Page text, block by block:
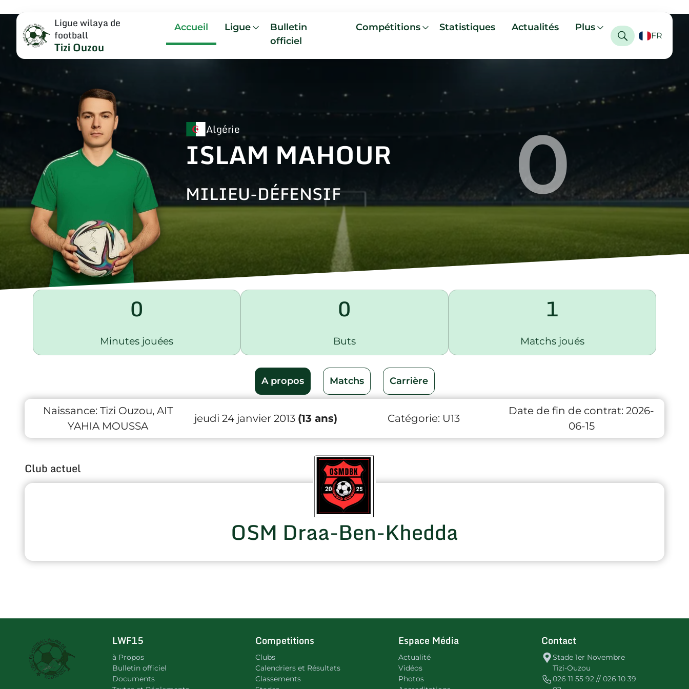
Ligue wilaya de
football
Tizi Ouzou
Accueil Ligue
Bulletin
officiel
Compétitions Statistiques Actualités Plus
FR
Algérie
ISLAM MAHOUR
MILIEU-DÉFENSIF 0
0
Minutes jouées
0
Buts
1
Matchs joués
A propos Matchs Carrière
Naissance: Tizi Ouzou, AIT
YAHIA MOUSSA
jeudi 24 janvier 2013 (13 ans) Catégorie: U13
Date de fin de contrat: 2026-
06-15
Club actuel
OSM Draa-Ben-Khedda
LWF15
à Propos
Bulletin officiel
Documents
Competitions
Clubs
Calendriers et Résultats
Classements
Espace Média
Actualité
Vidéos
Photos
Contact
Stade 1er Novembre
Tizi-Ouzou
026 11 55 92 // 026 10 39